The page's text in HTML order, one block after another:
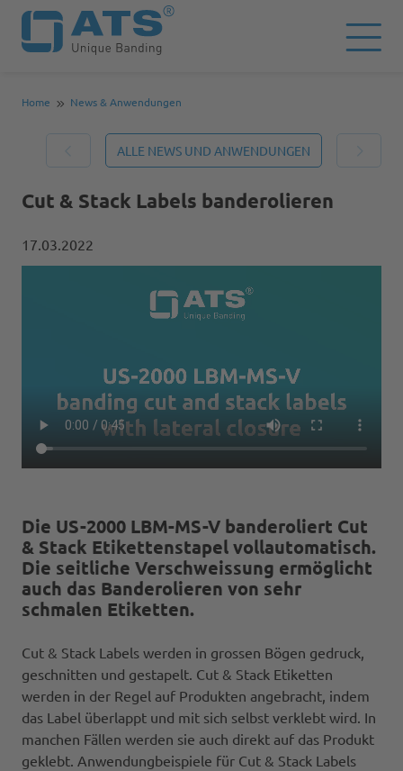
Home News & Anwendungen
ALLE NEWS UND ANWENDUNGEN
Cut & Stack Labels banderolieren
17.03.2022
Die US-2000 LBM-MS-V banderoliert Cut
& Stack Etikettenstapel vollautomatisch.
Die seitliche Verschweissung ermöglicht
auch das Banderolieren von sehr
schmalen Etiketten.
Cut & Stack Labels werden in grossen Bögen gedruck,
geschnitten und gestapelt. Cut & Stack Etiketten
werden in der Regel auf Produkten angebracht, indem
das Label überlappt und mit sich selbst verklebt wird. In
manchen Fällen werden sie auch direkt auf das Produkt
geklebt. Anwendungbeispiele für Cut & Stack Labels